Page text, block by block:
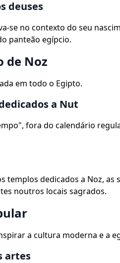
deuses
se no contexto do seu
panteão egípcio.
de Noz
em todo o Egipto.
a Nut
fora do calendário
templos dedicados a Noz, as
noutros locais sagrados.
a cultura moderna e a
artes